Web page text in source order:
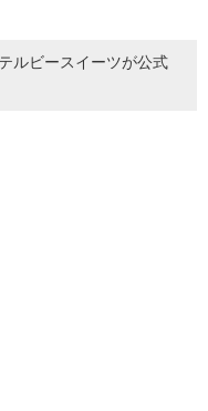
ルビースイーツが公式